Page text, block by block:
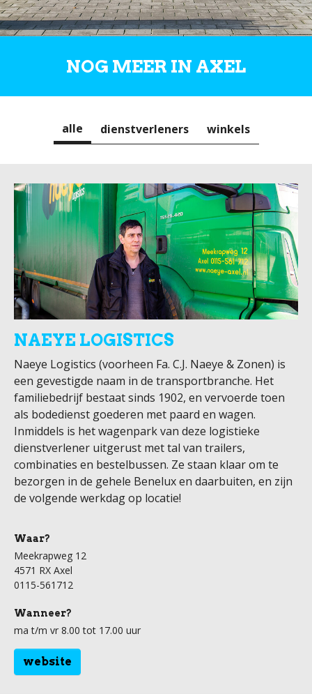
NOG MEER IN AXEL
alle dienstverleners winkels
NAEYE LOGISTICS
Naeye Logistics (voorheen Fa. C.J. Naeye & Zonen) is
een gevestigde naam in de transportbranche. Het
familiebedrijf bestaat sinds 1902, en vervoerde toen
als bodedienst goederen met paard en wagen.
Inmiddels is het wagenpark van deze logistieke
dienstverlener uitgerust met tal van trailers,
combinaties en bestelbussen. Ze staan klaar om te
bezorgen in de gehele Benelux en daarbuiten, en zijn
de volgende werkdag op locatie!
Waar?
Meekrapweg 12
4571 RX Axel
0115-561712
Wanneer?
ma t/m vr 8.00 tot 17.00 uur
website